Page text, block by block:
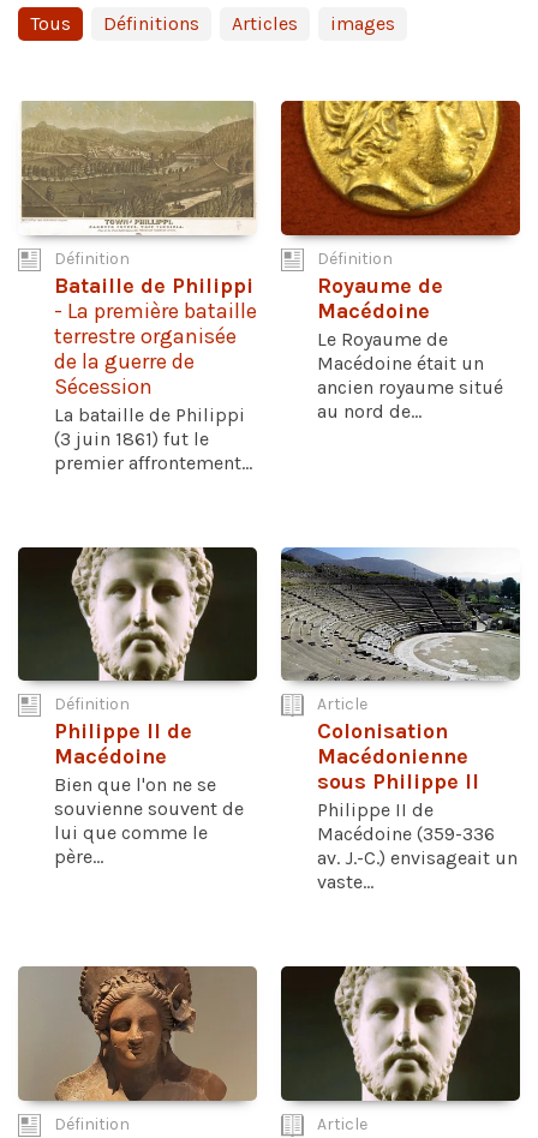
Tous Définitions Articles images
Définition
Bataille de Philippi
- La première bataille
terrestre organisée
de la guerre de
Sécession
La bataille de Philippi
(3 juin 1861) fut le
premier affrontement...
Définition
Royaume de
Macédoine
Le Royaume de
Macédoine était un
ancien royaume situé
au nord de...
Définition
Philippe II de
Macédoine
Bien que l'on ne se
souvienne souvent de
lui que comme le
père...
Article
Colonisation
Macédonienne
sous Philippe II
Philippe II de
Macédoine (359-336
av. J.-C.) envisageait un
vaste...
Définition Article